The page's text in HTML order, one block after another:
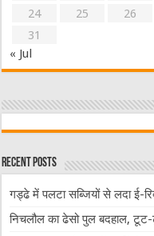
24
25 26
31
« Jul
Recent Posts
गड्ढे में पलटा सब्जियों से लदा ई-
निचलौल का ढेसो पुल बदहाल,